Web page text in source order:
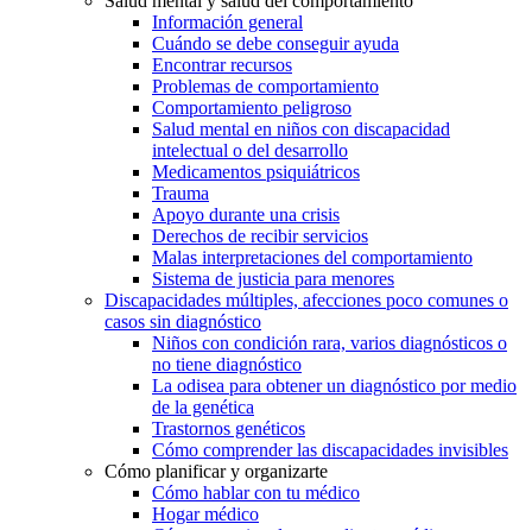
Información general
Cuándo se debe conseguir ayuda
Encontrar recursos
Problemas de comportamiento
Comportamiento peligroso
Salud mental en niños con discapacidad
intelectual o del desarrollo
Medicamentos psiquiátricos
Trauma
Apoyo durante una crisis
Derechos de recibir servicios
Malas interpretaciones del comportamiento
Sistema de justicia para menores
Discapacidades múltiples, afecciones poco comunes o
casos sin diagnóstico
Niños con condición rara, varios diagnósticos o
no tiene diagnóstico
La odisea para obtener un diagnóstico por medio
de la genética
Trastornos genéticos
Cómo comprender las discapacidades invisibles
Cómo planificar y organizarte
Cómo hablar con tu médico
Hogar médico